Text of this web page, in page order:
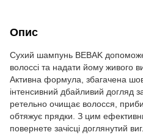
Опис
Сухий шампунь BEBAK
волоссі та надати йому живого
Активна формула, збагачена
інтенсивний дбайливий
ретельно очищає волосся,
обтяжує прядки. З цим
повернете зачісці доглянутий